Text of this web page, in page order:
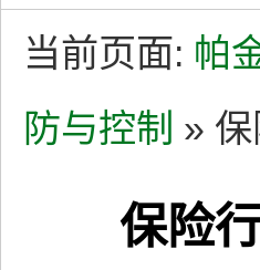
当前页面: 帕
防与控制 »
保险